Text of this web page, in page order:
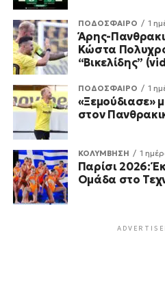
ΠΟΔΟΣΦΑΙΡΟ 1
Άρης-
Κώστα
“Βικελίδης”
ΠΟΔΟΣΦΑΙΡΟ 1
«Ξεμούδιασε»
στον
ΚΟΛΥΜΒΗΣΗ 1
Παρίσι 2026:
Ομάδα στο